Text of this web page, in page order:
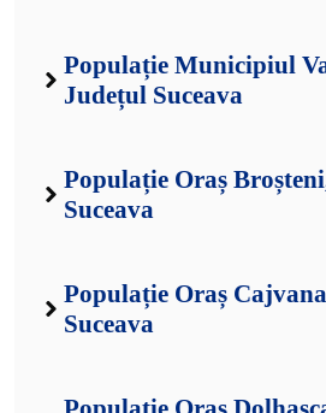
Populație Municipiul
Județul Suceava
Populație Oraș
Suceava
Populație Oraș
Suceava